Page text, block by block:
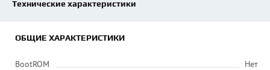
Технические характеристики
ОБЩИЕ ХАРАКТЕРИСТИКИ
BootROM
Нет